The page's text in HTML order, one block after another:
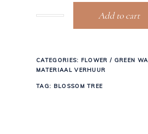
Add to cart
CATEGORIES: FLOWER / GREEN
MATERIAAL VERHUUR
TAG: BLOSSOM TREE